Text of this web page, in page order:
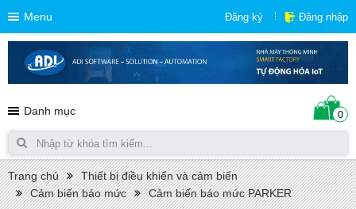
Menu Đăng ký Đăng nhập
Danh mục 0
Trang chủ
Thiết bị điều khiển và cảm biến
Cảm biến báo mức
Cảm biến báo mức PARKER